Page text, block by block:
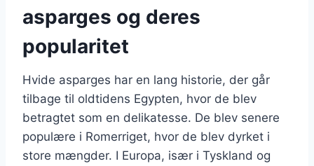
asparges og deres
popularitet
Hvide asparges har en lang historie, der går
tilbage til oldtidens Egypten, hvor de blev
betragtet som en delikatesse. De blev senere
populære i Romerriget, hvor de blev dyrket i
store mængder. I Europa, især i Tyskland og